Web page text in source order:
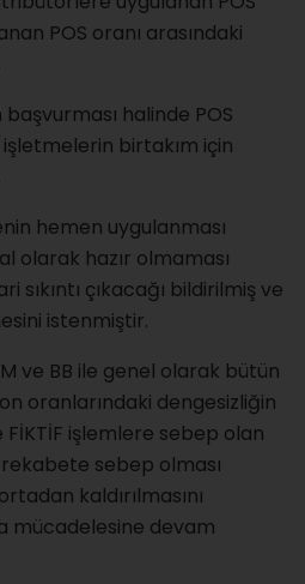
POS oranı arasındaki
halinde POS
birtakım için
hemen uygulanması
olarak hazır olmaması
sıkıntı çıkacağı bildirilmiş ve
istenmiştir.
ve BB ile genel olarak bütün
oranlarındaki dengesizliğin
FİKTİF işlemlere sebep olan
rekabete sebep olması
kaldırılmasını
mücadelesine devam